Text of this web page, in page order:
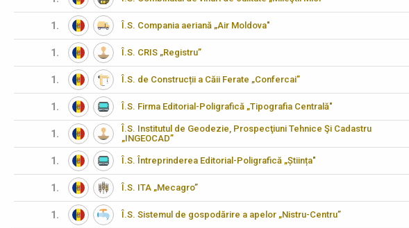
1. Î.S. Compania aeriană „Air Moldova"
1. Î.S. CRIS „Registru”
1. Î.S. de Construcții a Căii Ferate „Confercai”
1. Î.S. Firma Editorial-Poligrafică „Tipografia Centrală"
1.
Î.S. Institutul de Geodezie, Prospecţiuni Tehnice Şi Cadastru
„INGEOCAD”
1. Î.S. Întreprinderea Editorial-Poligrafică „Știința"
1. Î.S. ITA „Mecagro”
1. Î.S. Sistemul de gospodărire a apelor „Nistru-Centru”